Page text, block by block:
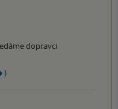
dopravci
)